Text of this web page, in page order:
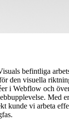
befintliga
den visuella
i Webflow och
Med
kunde vi arbeta